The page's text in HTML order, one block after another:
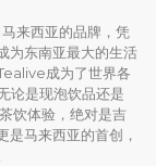
来西亚的品牌，凭
为东南亚最大的生活
成为了世界各
论是现泡饮品还是
饮体验，绝对是吉
是马来西亚的首创，